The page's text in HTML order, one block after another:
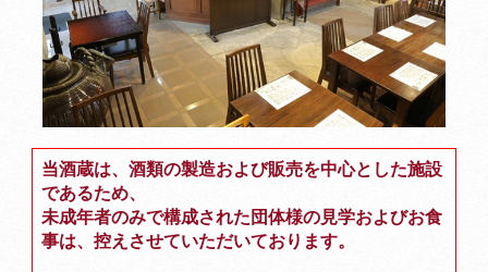
当酒蔵は、酒類の製造および販売を中心とした施設
であるため、
未成年者のみで構成された団体様の見学およびお食
事は、控えさせていただいております。